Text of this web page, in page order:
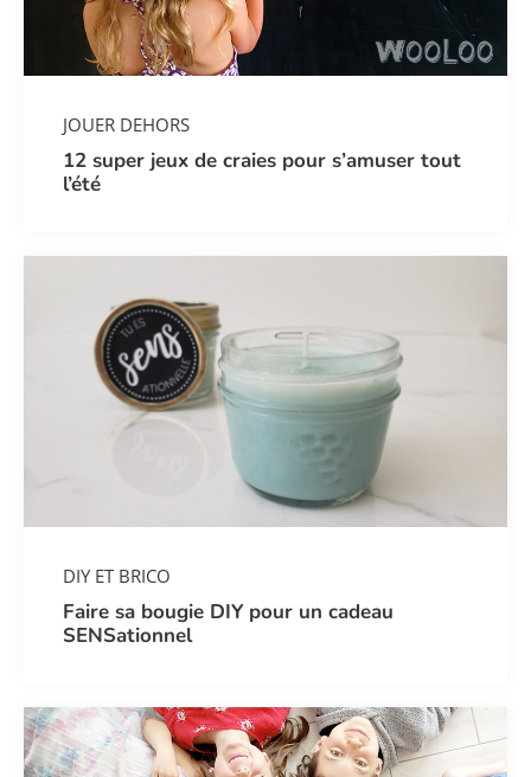
JOUER DEHORS
12 super jeux de craies pour s’amuser tout
l’été
DIY ET BRICO
Faire sa bougie DIY pour un cadeau
SENSationnel